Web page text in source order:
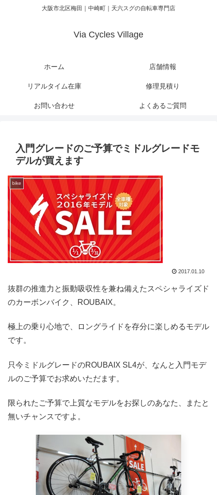
大阪市北区梅田｜中崎町｜天六スグの自転車専門店
Via Cycles Village
ホーム 店舗情報
リアルタイム在庫 修理見積り
お問い合わせ よくあるご質問
入門グレードのご予算でミドルグレードモ
デルが買えます
bike
2017.01.10
抜群の推進力と振動吸収性を兼ね備えたスペシャライズド
のカーボンバイク、ROUBAIX。
極上の乗り心地で、ロングライドを存分に楽しめるモデル
です。
只今ミドルグレードのROUBAIX SL4が、なんと入門モデ
ルのご予算でお求めいただます。
限られたご予算で上質なモデルをお探しのあなた、またと
無いチャンスですよ。